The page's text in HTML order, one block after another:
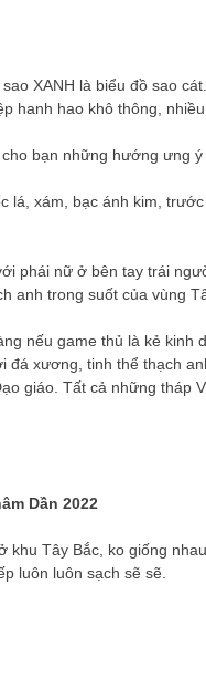
XANH là biểu đồ sao
hanh hao khô thông,
bạn những hướng ưng
lá, xám, bạc ánh kim,
phái nữ ở bên tay trái
anh trong suốt của vùng
nếu game thủ là kẻ kinh
xương, tinh thể thạch
giáo. Tất cả những tháp
Dần 2022
Tây Bắc, ko giống
luôn luôn sạch sẽ sẽ.